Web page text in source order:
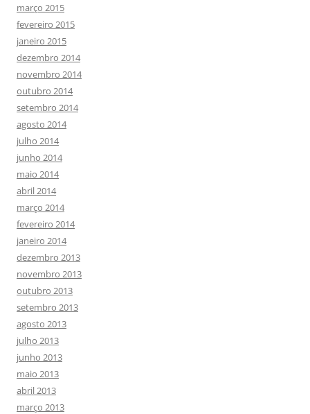
março 2015
fevereiro 2015
janeiro 2015
dezembro 2014
novembro 2014
outubro 2014
setembro 2014
agosto 2014
julho 2014
junho 2014
maio 2014
abril 2014
março 2014
fevereiro 2014
janeiro 2014
dezembro 2013
novembro 2013
outubro 2013
setembro 2013
agosto 2013
julho 2013
junho 2013
maio 2013
abril 2013
março 2013